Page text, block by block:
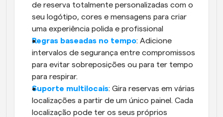
de reserva totalmente personalizadas com o
seu logótipo, cores e mensagens para criar
uma experiência polida e profissional
Regras baseadas no tempo: Adicione
intervalos de segurança entre compromissos
para evitar sobreposições ou para ter tempo
para respirar.
Suporte multilocais: Gira reservas em várias
localizações a partir de um único painel. Cada
localização pode ter os seus próprios